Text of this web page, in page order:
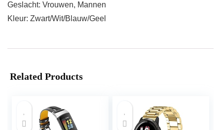
Geslacht: Vrouwen, Mannen
Kleur: Zwart/Wit/Blauw/Geel
Related Products